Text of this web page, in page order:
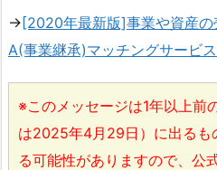
→[2020年最新版]事業や資産
A(事業継承)マッチングサービ
※このメッセージは1年以上前
は2025年4月29日）に出るも
る可能性がありますので、公